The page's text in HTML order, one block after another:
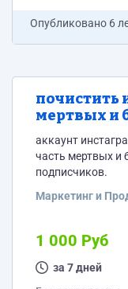
Опубликовано 6
почистить
мертвых и
аккаунт
часть мертвых и
подписчиков.
Маркетинг и
1 000 Руб
за 7 дней